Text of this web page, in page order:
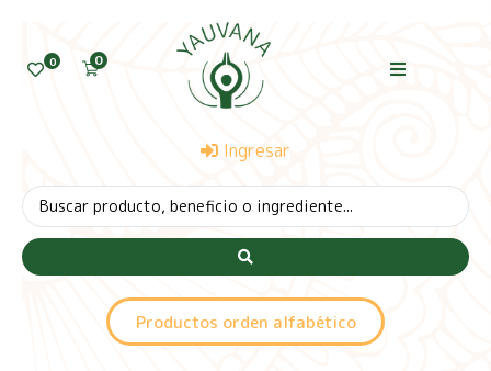
0 0
Ingresar
Productos orden alfabético